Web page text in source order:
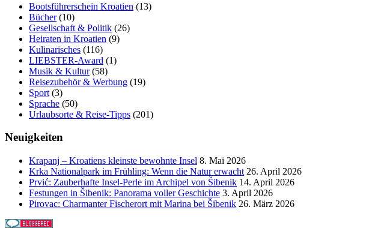
Bootsführerschein Kroatien (13)
Bücher(10)
Gesellschaft & Politik (26)
Heiraten in Kroatien (9)
Kulinarisches (116)
LIEBSTER-Award (1)
Musik & Kultur(58)
Reisezubehör & Werbung (19)
Sport (3)
Sprache (50)
Urlaubsorte & Reise-Tipps (201)
Neuigkeiten
Krapanj – Kroatiens kleinste bewohnte Insel 8. Mai 2026
Krka Nationalpark im Frühling: Wenn die Natur erwacht 26. April 2026
Prvić: Zauberhafte Insel-Perle im Archipel von Šibenik 14. April 2026
Festungen in Šibenik: Panorama voller Geschichte 3. April 2026
Pirovac: Charmanter Fischerort mit Marina bei Šibenik 26. März 2026